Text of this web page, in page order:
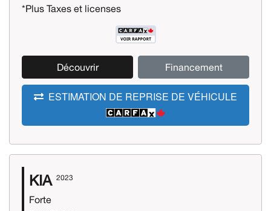
*Plus Taxes et licenses
Découvrir Financement
ESTIMATION DE REPRISE DE VÉHICULE
KIA 2023
Forte